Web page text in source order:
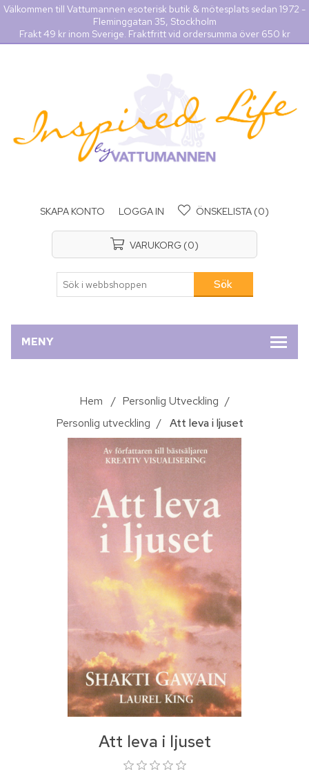
Välkommen till Vattumannen esoterisk butik & mötesplats sedan 1972 -
Fleminggatan 35, Stockholm
Frakt 49 kr inom Sverige. Fraktfritt vid ordersumma över 650 kr
SKAPA KONTO LOGGA IN ÖNSKELISTA (0)
VARUKORG (0)
MENY
Hem / Personlig Utveckling /
Personlig utveckling / Att leva i ljuset
Att leva i ljuset